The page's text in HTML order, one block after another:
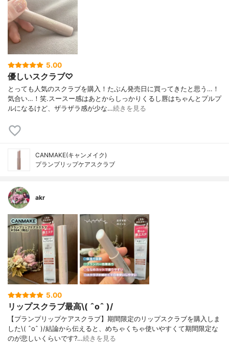
5.00
優しいスクラブ♡
とっても人気のスクラブを購入！たぶん発売日に買ってきたと思う…！
気合い…！笑.スースー感はあとからしっかりくるし唇はちゃんとプルプ
ルになるけど、ザラザラ感が少な…続きを見る
CANMAKE(キャンメイク)
プランプリップケアスクラブ
akr
5.00
リップスクラブ最高\( ˆoˆ )/
【プランプリップケアスクラブ】期間限定のリップスクラブを購入しま
した\( ˆoˆ )/結論から伝えると、めちゃくちゃ使いやすくて期間限定な
のが悲しいくらいです?…続きを見る